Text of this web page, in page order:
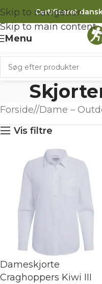
Skip to navigation
Skip to main content
Certificeret
Menu
Forside/ Dame –
Vis filtre
Dameskjorte
Craghoppers Kiwi III